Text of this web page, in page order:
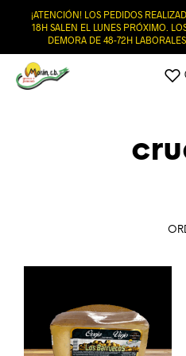
¡ATENCIÓN! LOS PEDIDOS
18H SALEN EL LUNES PRÓXIMO.
DEMORA DE 48-72H